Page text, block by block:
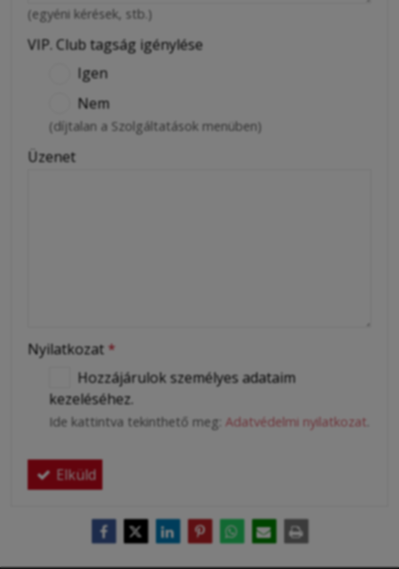
(egyéni kérések, stb.)
VIP. Club tagság igénylése
Igen
Nem
(díjtalan a Szolgáltatások menüben)
Üzenet
Nyilatkozat *
Hozzájárulok személyes adataim
kezeléséhez.
Ide kattintva tekinthető meg: Adatvédelmi nyilatkozat
Elküld